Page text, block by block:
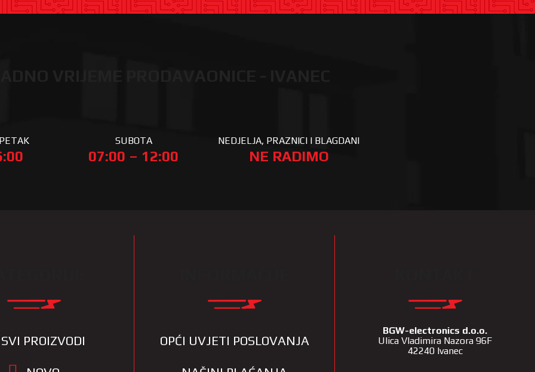
SUBOTA
07:00 – 12:00
NEDJELJA, PRAZNICI I BLAGDANI
NE RADIMO
SVI PROIZVODI OPĆI UVJETI POSLOVANJA
BGW-electronics d.o.o.
Ulica Vladimira Nazora 96F
42240 Ivanec